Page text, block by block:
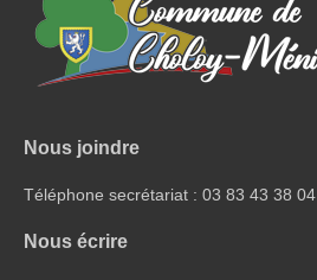
Nous joindre
Téléphone secrétariat : 03 83 43 38 04
Nous écrire